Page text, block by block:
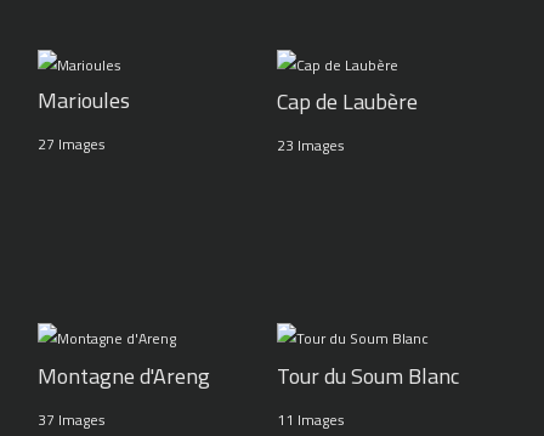
Marioules
27 Images
Cap de Laubère
23 Images
Montagne d'Areng
37 Images
Tour du Soum Blanc
11 Images